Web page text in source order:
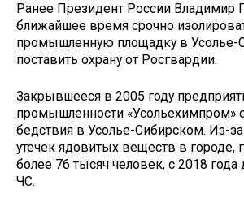
Ранее Президент России Владимир
ближайшее время срочно
промышленную площадку в Усолье-
поставить охрану от Росгвардии.
Закрывшееся в 2005 году
промышленности «Усольехимпром»
бедствия в Усолье-Сибирском. Из-
утечек ядовитых веществ в городе,
более 76 тысяч человек, с 2018
ЧС.